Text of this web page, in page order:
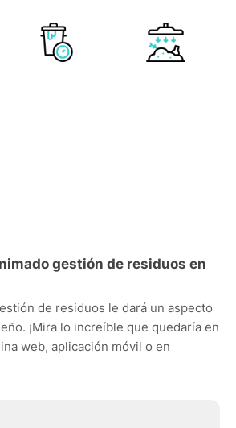
gestión de residuos en
de residuos le dará un aspecto
¡Mira lo increíble que quedaría en
web, aplicación móvil o en